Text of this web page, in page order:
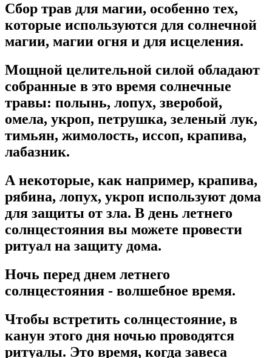
Сбор трав для магии, особенно тех,
которые используются для солнечной
магии, магии огня и для исцеления.
Мощной целительной силой обладают
собранные в это время солнечные
травы: полынь, лопух, зверобой,
омела, укроп, петрушка, зеленый лук,
тимьян, жимолость, иссоп, крапива,
лабазник.
А некоторые, как например, крапива,
рябина, лопух, укроп используют дома
для защиты от зла. В день летнего
солнцестояния вы можете провести
ритуал на защиту дома.
Ночь перед днем летнего
солнцестояния - волшебное время.
Чтобы встретить солнцестояние, в
канун этого дня ночью проводятся
ритуалы. Это время, когда завеса